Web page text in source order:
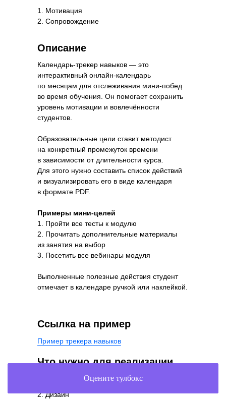
1. Мотивация
2. Сопровождение
Описание
Календарь-трекер навыков — это
интерактивный онлайн-календарь
по месяцам для отслеживания мини-побед
во время обучения. Он помогает сохранить
уровень мотивации и вовлечённости
студентов.
Образовательные цели ставит методист
на конкретный промежуток времени
в зависимости от длительности курса.
Для этого нужно составить список действий
и визуализировать его в виде календаря
в формате PDF.
Примеры мини-целей
1. Пройти все тесты к модулю
2. Прочитать дополнительные материалы
из занятия на выбор
3. Посетить все вебинары модуля
Выполненные полезные действия студент
отмечает в календаре ручкой или наклейкой.
Пример трекера навыков
1. Свёрстанный календарь
2. Дизайн
Ссылка на пример
Что нужно для реализации
Оцените тулбокс